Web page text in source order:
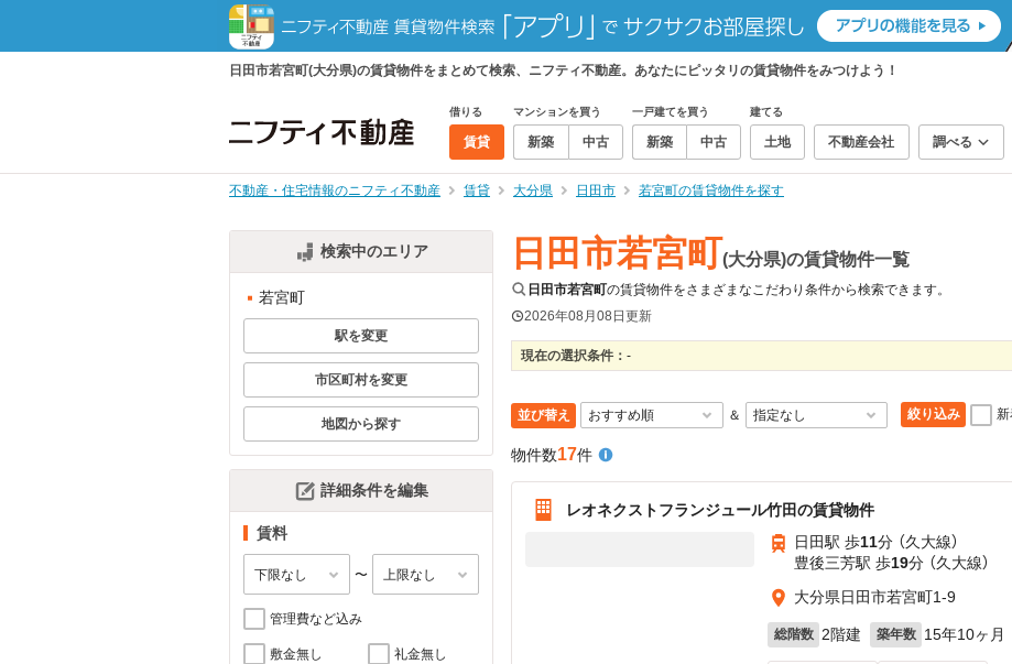
日田市若宮町(大分県)の賃貸物件をまとめて検索、ニフティ不動産。あなたにピッタリの賃貸物件をみつけよう！
借りる
賃貸
マンションを買う
新築 中古
一戸建てを買う
新築 中古
建てる
土地 不動産会社 調べる
不動産・住宅情報のニフティ不動産 賃貸 大分県 日田市 若宮町の賃貸物件を探す
検索中のエリア
若宮町
駅を変更
市区町村を変更
地図から探す
詳細条件を編集
賃料
〜
管理費など込み
敷金無し 礼金無し
日田市若宮町(大分県)の賃貸物件一覧
日田市若宮町の賃貸物件をさまざまなこだわり条件から検索できます。
2026年08月08日更新
現在の選択条件： -
並び替え ＆ 絞り込み
物件数17件
レオネクストフランジュール竹田の賃貸物件
日田駅 歩11分 （久大線）
豊後三芳駅 歩19分 （久大線）
大分県日田市若宮町1-9
総階数 2階建 築年数 15年10ヶ月